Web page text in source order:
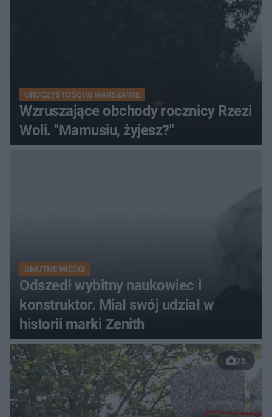
UROCZYSTOŚCI W WARSZAWIE
Wzruszające obchody rocznicy Rzezi
Woli. "Mamusiu, żyjesz?"
SMUTNE WIEŚCI
Odszedł wybitny naukowiec i
konstruktor. Miał swój udział w
historii marki Zenith
75